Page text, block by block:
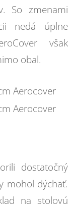
So zmenami
nedá úplne
však
obal.
dostatočný
mohol dýchať.
na stolovú